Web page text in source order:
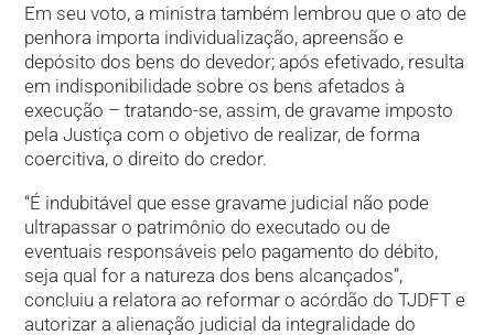
Em seu voto, a ministra também lembrou que o ato de
penhora importa individualização, apreensão e
depósito dos bens do devedor; após efetivado, resulta
em indisponibilidade sobre os bens afetados à
execução – tratando-se, assim, de gravame imposto
pela Justiça com o objetivo de realizar, de forma
coercitiva, o direito do credor.
“É indubitável que esse gravame judicial não pode
ultrapassar o patrimônio do executado ou de
eventuais responsáveis pelo pagamento do débito,
seja qual for a natureza dos bens alcançados”,
concluiu a relatora ao reformar o acórdão do TJDFT e
autorizar a alienação judicial da integralidade do